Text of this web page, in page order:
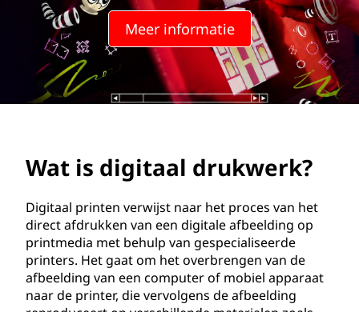
p
Meer informatie
Wat is digitaal drukwerk?
Digitaal printen verwijst naar het proces van het
direct afdrukken van een digitale afbeelding op
printmedia met behulp van gespecialiseerde
printers. Het gaat om het overbrengen van de
afbeelding van een computer of mobiel apparaat
naar de printer, die vervolgens de afbeelding